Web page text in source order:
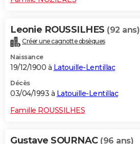
Leonie ROUSSILHES (92 ans)
Créer une cagnotte obsèques
Naissance
19/12/1900 à Latouille-Lentillac
Décès
03/04/1993 à Latouille-Lentillac
Famille ROUSSILHES
Gustave SOURNAC (96 ans)